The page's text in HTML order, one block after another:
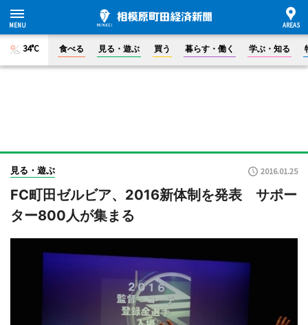
34°C 食べる 見る・遊ぶ 買う 暮らす・働く 学ぶ・知る
見る・遊ぶ 2016.01.25
FC町田ゼルビア、2016新体制を発表 サポー
ター800人が集まる